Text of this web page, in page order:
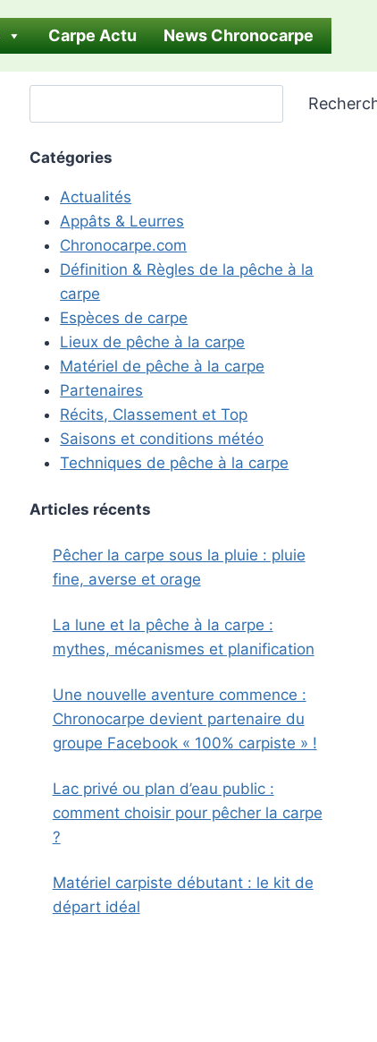
Carpe Actu News Chronocarpe
Catégories
Actualités
Appâts & Leurres
Chronocarpe.com
Définition & Règles de la pêche à la
carpe
Espèces de carpe
Lieux de pêche à la carpe
Matériel de pêche à la carpe
Partenaires
Récits, Classement et Top
Saisons et conditions météo
Techniques de pêche à la carpe
Articles récents
Pêcher la carpe sous la pluie : pluie
fine, averse et orage
La lune et la pêche à la carpe :
mythes, mécanismes et planification
Une nouvelle aventure commence :
Chronocarpe devient partenaire du
groupe Facebook « 100% carpiste » !
Lac privé ou plan d’eau public :
comment choisir pour pêcher la carpe
?
Matériel carpiste débutant : le kit de
départ idéal